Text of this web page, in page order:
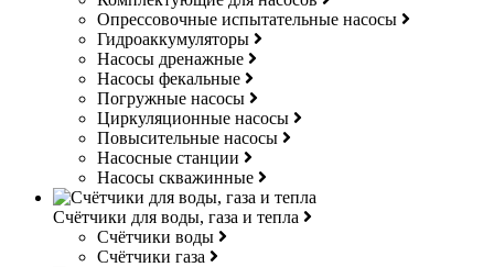
Опрессовочные испытательные насосы
Гидроаккумуляторы
Насосы дренажные
Насосы фекальные
Погружные насосы
Циркуляционные насосы
Повысительные насосы
Насосные станции
Насосы скважинные
Счётчики для воды, газа и тепла
Счётчики воды
Счётчики газа